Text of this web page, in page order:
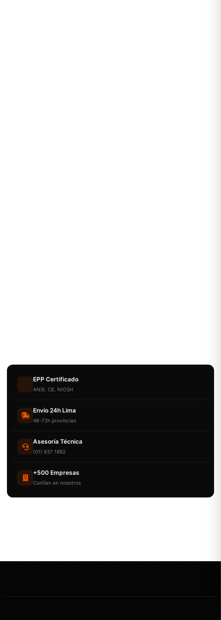
EPP Certificado
ANSI, CE, NIOSH
Envío 24h Lima
48-72h provincias
Asesoría Técnica
(01) 637 1882
+500 Empresas
Confían en nosotros